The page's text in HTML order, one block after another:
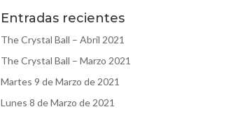
Entradas recientes
The Crystal Ball – Abril 2021
The Crystal Ball – Marzo 2021
Martes 9 de Marzo de 2021
Lunes 8 de Marzo de 2021